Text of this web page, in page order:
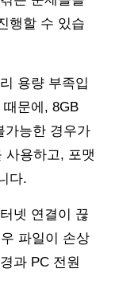
행할 수 있습
용량 부족입
문에, 8GB
가능한 경우가
사용하고, 포맷
다.
넷 연결이 끊
파일이 손상
과 PC 전원